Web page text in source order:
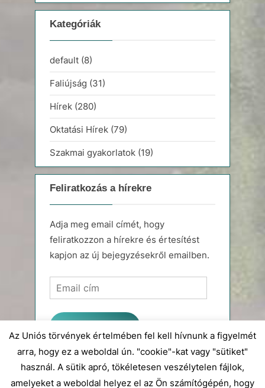
Kategóriák
default (8)
Faliújság (31)
Hírek (280)
Oktatási Hírek (79)
Szakmai gyakorlatok (19)
Feliratkozás a hírekre
Adja meg email címét, hogy
feliratkozzon a hírekre és értesítést
kapjon az új bejegyzésekről emailben.
Email
cím
Join 54 other subscribers
Az Uniós törvények értelmében fel kell hívnunk a figyelmét
arra, hogy ez a weboldal ún. "cookie"-kat vagy "sütiket"
használ. A sütik apró, tökéletesen veszélytelen fájlok,
amelyeket a weboldal helyez el az Ön számítógépén, hogy